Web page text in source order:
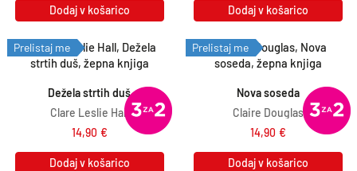
Dodaj v košarico Dodaj v košarico
Prelistaj me
Dežela strtih duš
Clare Leslie Hall
14,90 €
Dodaj v košarico
Prelistaj me
Nova soseda
Claire Douglas
14,90 €
Dodaj v košarico